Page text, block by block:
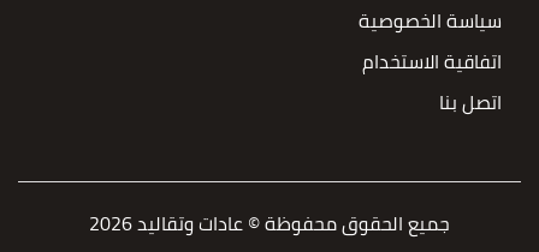
سياسة الخصوصية
اتفاقية الاستخدام
اتصل بنا
جميع الحقوق محفوظة © عادات وتقاليد 2026